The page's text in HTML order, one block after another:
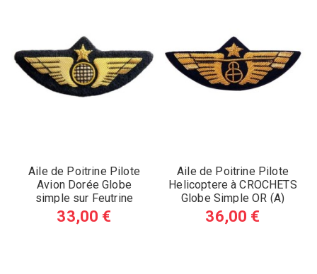
Aile de Poitrine Pilote
Avion Dorée Globe
simple sur Feutrine
RIGIDE DECOUPEE (A)
33,00 €
Aile de Poitrine Pilote
Helicoptere à CROCHETS
Globe Simple OR (A)
36,00 €